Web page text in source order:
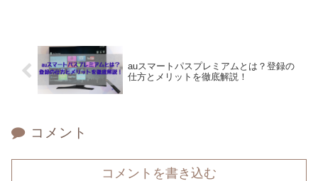
auスマートパスプレミアムとは？登録の
仕方とメリットを徹底解説！
コメント
コメントを書き込む